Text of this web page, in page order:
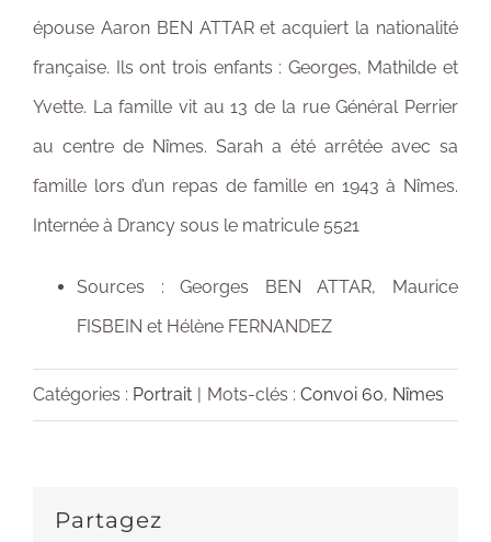
épouse Aaron BEN ATTAR et acquiert la nationalité
française. Ils ont trois enfants : Georges, Mathilde et
Yvette. La famille vit au 13 de la rue Général Perrier
au centre de Nîmes. Sarah a été arrêtée avec sa
famille lors d’un repas de famille en 1943 à Nîmes.
Internée à Drancy sous le matricule 5521
Sources : Georges BEN ATTAR, Maurice
FISBEIN et Hélène FERNANDEZ
Catégories : Portrait | Mots-clés : Convoi 60, Nîmes
Partagez